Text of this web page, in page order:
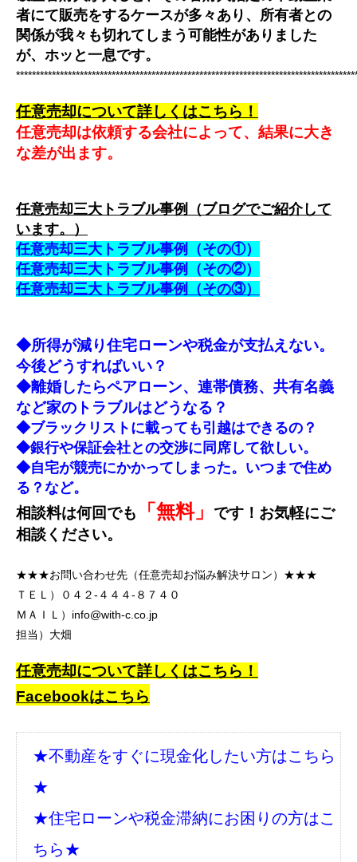
者にて販売をするケースが多々あり、所有者との
関係が我々も切れてしまう可能性がありました
が、ホッと一息です。
任意売却について詳しくはこちら！
任意売却は依頼する会社によって、結果に大き
な差が出ます。
任意売却三大トラブル事例（ブログでご紹介して
います。）
任意売却三大トラブル事例（その①）
任意売却三大トラブル事例（その②）
任意売却三大トラブル事例（その③）
◆所得が減り住宅ローンや税金が支払えない。
今後どうすればいい？
◆離婚したらペアローン、連帯債務、共有名義
など家のトラブルはどうなる？
◆ブラックリストに載っても引越はできるの？
◆銀行や保証会社との交渉に同席して欲しい。
◆自宅が競売にかかってしまった。いつまで住め
る？など。
相談料は何回でも 「無料」
です！お気軽にご
相談ください。
★★★お問い合わせ先（任意売却お悩み解決サロン）★★★
ＴＥＬ）
０４２-４４４-８７４０
ＭＡＩＬ） info@with-c.co.jp
担当）大畑
任意売却について詳しくはこちら！
Facebookはこちら
★不動産をすぐに現金化したい方はこちら
★
★住宅ローンや税金滞納にお困りの方はこ
ちら★